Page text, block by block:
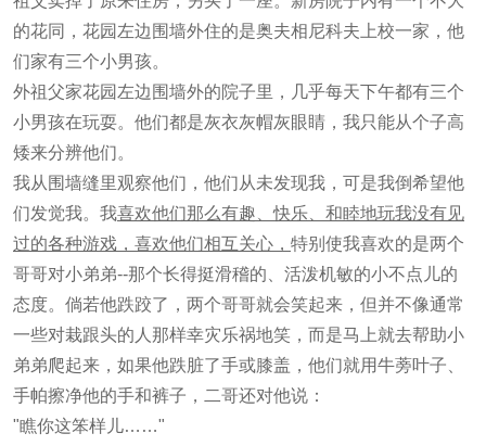
的花同，花园左边围墙外住的是奥夫相尼科夫上校一家，他
们家有三个小男孩。
外祖父家花园左边围墙外的院子里，几乎每天下午都有三个
小男孩在玩耍。他们都是灰衣灰帽灰眼睛，我只能从个子高
矮来分辨他们。
我从围墙缝里观察他们，他们从未发现我，可是我倒希望他
们发觉我。我喜欢他们那么有趣、快乐、和睦地玩我没有见
过的各种游戏，喜欢他们相互关心， 特别使我喜欢的是两个
哥哥对小弟弟--那个长得挺滑稽的、活泼机敏的小不点儿的
态度。倘若他跌跤了，两个哥哥就会笑起来，但并不像通常
一些对栽跟头的人那样幸灾乐祸地笑，而是马上就去帮助小
弟弟爬起来，如果他跌脏了手或膝盖，他们就用牛蒡叶子、
手帕擦净他的手和裤子，二哥还对他说：
"瞧你这笨样儿……"